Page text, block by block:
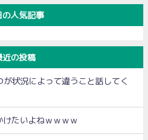
の人気記事
近の投稿
が状況によって違うこと話してく
けたいよねｗｗｗｗ